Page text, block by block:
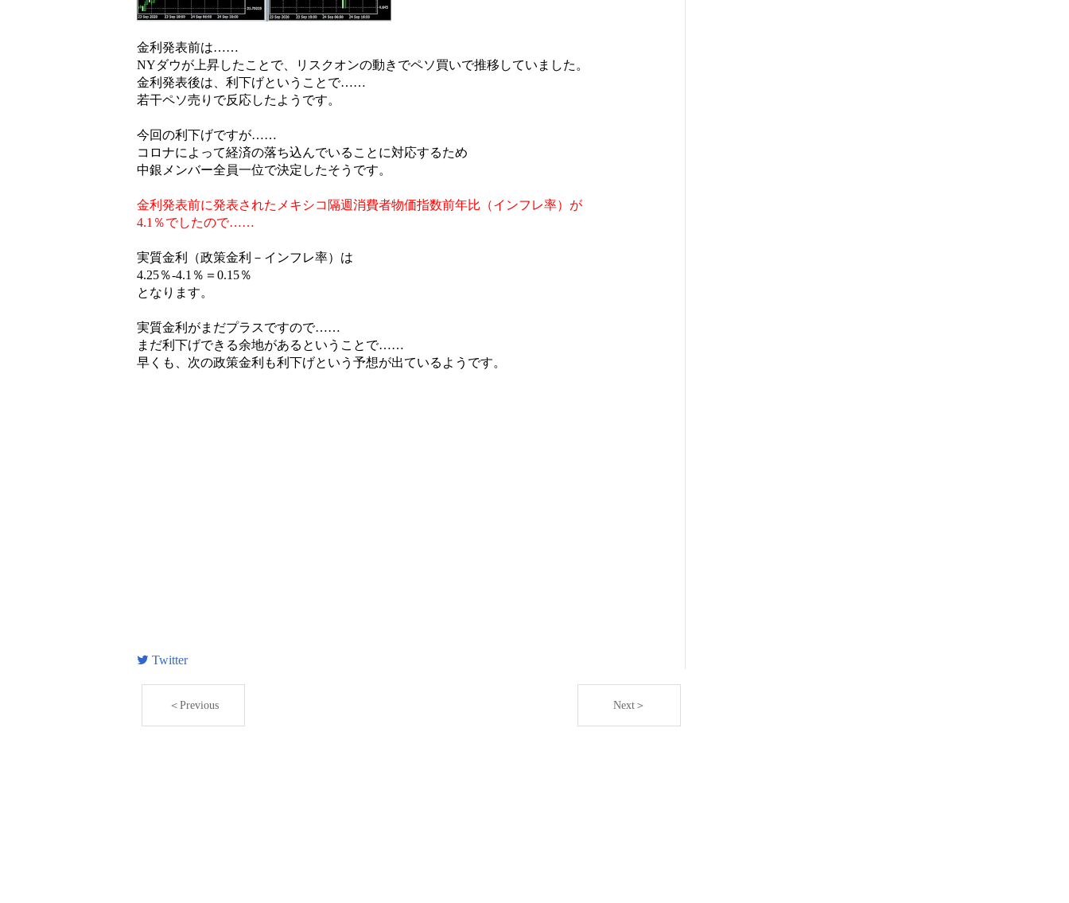
金利発表前は……
NYダウが上昇したことで、リスクオンの動きでペソ買いで推移していました。
金利発表後は、利下げということで……
若干ペソ売りで反応したようです。
今回の利下げですが……
コロナによって経済の落ち込んでいることに対応するため
中銀メンバー全員一位で決定したそうです。
金利発表前に発表されたメキシコ隔週消費者物価指数前年比（インフレ率）が
4.1％でしたので……
実質金利（政策金利－インフレ率）は
4.25％-4.1％＝0.15％
となります。
実質金利がまだプラスですので……
まだ利下げできる余地があるということで……
早くも、次の政策金利も利下げという予想が出ているようです。
Twitter
＜Previous Next＞